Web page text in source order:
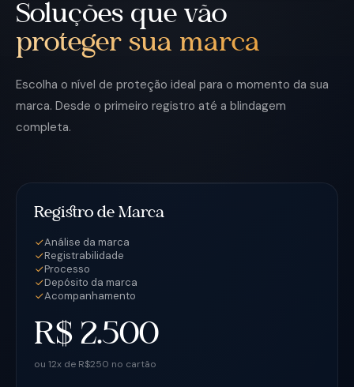
Soluções que vão
proteger sua marca
Escolha o nível de proteção ideal para o momento da sua
marca. Desde o primeiro registro até a blindagem
completa.
Registro de Marca
Análise da marca
Registrabilidade
Processo
Depósito da marca
Acompanhamento
R$ 2.500
ou 12x de R$250 no cartão